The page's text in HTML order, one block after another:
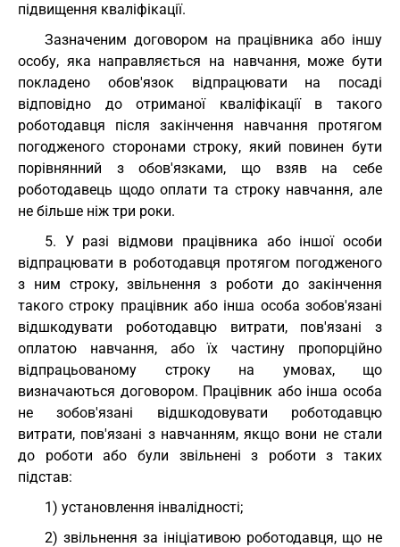
підвищення кваліфікації.
Зазначеним договором на працівника або іншу
особу, яка направляється на навчання, може бути
покладено обов'язок відпрацювати на посаді
відповідно до отриманої кваліфікації в такого
роботодавця після закінчення навчання протягом
погодженого сторонами строку, який повинен бути
порівнянний з обов'язками, що взяв на себе
роботодавець щодо оплати та строку навчання, але
не більше ніж три роки.
5. У разі відмови працівника або іншої особи
відпрацювати в роботодавця протягом погодженого
з ним строку, звільнення з роботи до закінчення
такого строку працівник або інша особа зобов'язані
відшкодувати роботодавцю витрати, пов'язані з
оплатою навчання, або їх частину пропорційно
відпрацьованому строку на умовах, що
визначаються договором. Працівник або інша особа
не зобов'язані відшкодовувати роботодавцю
витрати, пов'язані з навчанням, якщо вони не стали
до роботи або були звільнені з роботи з таких
підстав:
1) установлення інвалідності;
2) звільнення за ініціативою роботодавця, що не